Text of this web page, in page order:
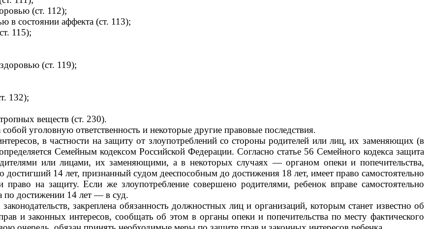
(ст. 112);
в состоянии аффекта (ст. 113);
115);
(ст. 119);
132);
веществ (ст. 230).
уголовную ответственность и некоторые другие правовые последствия.
в частности на защиту от злоупотреблений со стороны родителей или лиц, их заменяющих (в
Семейным кодексом Российской Федерации. Согласно статье 56 Семейного кодекса защита
или лицами, их заменяющими, а в некоторых случаях — органом опеки и попечительства,
14 лет, признанный судом дееспособным до достижения 18 лет, имеет право самостоятельно
на защиту. Если же злоупотребление совершено родителями, ребенок вправе самостоятельно
по достижении 14 лет — в суд.
закреплена обязанность должностных лиц и организаций, которым станет известно об
и законных интересов, сообщать об этом в органы опеки и попечительства по месту фактического